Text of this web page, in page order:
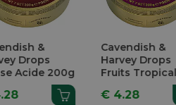
&
Drops
Acide 200g
Cavendish &
Harvey Drops
Fruits Tropical
€ 4.28